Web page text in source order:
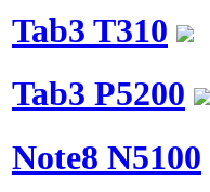
Tab3 T310
Tab3 P5200
Note8 N5100